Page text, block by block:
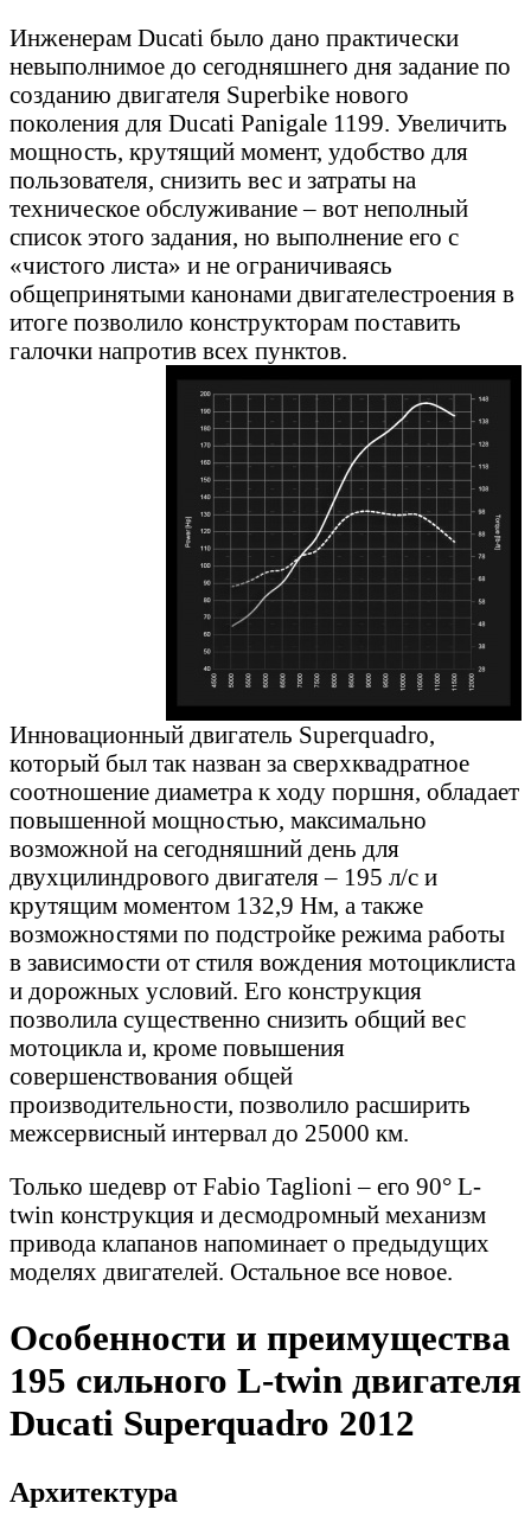
Инженерам Ducati было дано практически
невыполнимое до сегодняшнего дня задание по
созданию двигателя Superbike нового
поколения для Ducati Panigale 1199. Увеличить
мощность, крутящий момент, удобство для
пользователя, снизить вес и затраты на
техническое обслуживание – вот неполный
список этого задания, но выполнение его с
«чистого листа» и не ограничиваясь
общепринятыми канонами двигателестроения в
итоге позволило конструкторам поставить
галочки напротив всех пунктов.
Инновационный двигатель Superquadro,
который был так назван за сверхквадратное
соотношение диаметра к ходу поршня, обладает
повышенной мощностью, максимально
возможной на сегодняшний день для
двухцилиндрового двигателя – 195 л/с и
крутящим моментом 132,9 Нм, а также
возможностями по подстройке режима работы
в зависимости от стиля вождения мотоциклиста
и дорожных условий. Его конструкция
позволила существенно снизить общий вес
мотоцикла и, кроме повышения
совершенствования общей
производительности, позволило расширить
межсервисный интервал до 25000 км.
Только шедевр от Fabio Taglioni – его 90° L-
twin конструкция и десмодромный механизм
привода клапанов напоминает о предыдущих
моделях двигателей. Остальное все новое.
Особенности и преимущества
195 сильного L-twin двигателя
Ducati Superquadro 2012
Архитектура